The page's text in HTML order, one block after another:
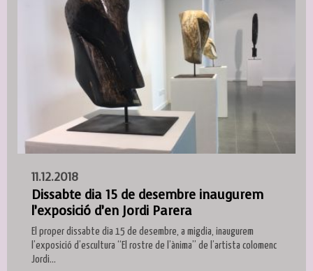
11.12.2018
Dissabte dia 15 de desembre inaugurem
l’exposició d’en Jordi Parera
El proper dissabte dia 15 de desembre, a migdia, inaugurem
l’exposició d’escultura “El rostre de l’ànima” de l’artista colomenc
Jordi...